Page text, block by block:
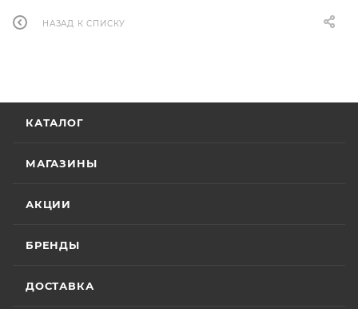
НАЗАД К СПИСКУ
КАТАЛОГ
МАГАЗИНЫ
АКЦИИ
БРЕНДЫ
ДОСТАВКА